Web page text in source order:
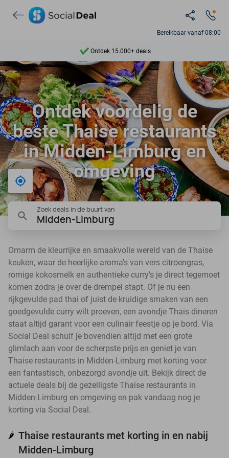
Bereikbaar vanaf 08:00
Ontdek 15.000+ deals
7 dagen per week beschikbaar
10+ miljoen leden
9,4
Ontdek 15.000+ deals
Ontdek voordelig de
beste Thaise restaurants
in Midden-Limburg en
omgeving
Bij mij in de buurt
Zoek deals in de buurt van
Midden-Limburg
Omarm de kleurrijke en smaakvolle wereld van de Thaise
keuken, waar de heerlijke aroma’s van vers citroengras,
romige kokosmelk en authentieke curry’s je direct tegemoet
komen zodra je over de drempel stapt. Of je nu een
rijkgevulde pad thai of juist de kruidige smaken van een
goedgevulde curry wilt proeven, een avondje Thais dineren
staat altijd garant voor een culinair feestje op je bord. Via
Social Deal schuif je bovendien altijd met een grote
glimlach aan voor de scherpste prijs en geniet je van
Thaise restaurants in Midden-Limburg met korting voor
een fantastisch, onbezorgd avondje uit. Bekijk direct de
actuele deals bij de gezelligste Thaise restaurants in
Midden-Limburg en omgeving en pak vandaag nog je
korting via Social Deal.
🌶️ Thaise restaurants met korting in en nabij
Midden-Limburg